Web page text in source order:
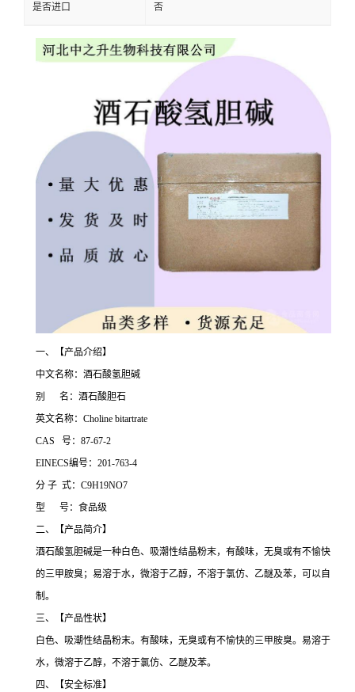
是否进口 否
一、【产品介绍】
中文名称：酒石酸氢胆碱
别 名：酒石酸胆石
英文名称：Choline bitartrate
CAS 号：87-67-2
EINECS编号：201-763-4
分 子 式：C9H19NO7
型 号：食品级
二、【产品简介】
酒石酸氢胆碱是一种白色、吸潮性结晶粉末，有酸味，无臭或有不愉快
的三甲胺臭；易溶于水，微溶于乙醇，不溶于氯仿、乙醚及苯，可以自
制。
三、【产品性状】
白色、吸潮性结晶粉末。有酸味，无臭或有不愉快的三甲胺臭。易溶于
水，微溶于乙醇，不溶于氯仿、乙醚及苯。
四、【安全标准】